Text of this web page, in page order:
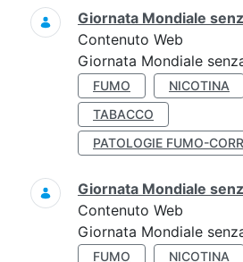
Giornata Mondiale
Contenuto Web
Giornata Mondiale
FUMO NICOTINA
TABACCO
PATOLOGIE FUMO-
Giornata Mondiale
Contenuto Web
Giornata Mondiale
FUMO NICOTINA